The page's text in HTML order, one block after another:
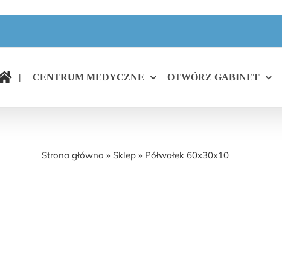
| CENTRUM MEDYCZNE OTWÓRZ GABINET
Strona główna » Sklep » Półwałek 60x30x10